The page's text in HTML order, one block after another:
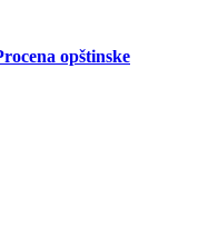
opštinske